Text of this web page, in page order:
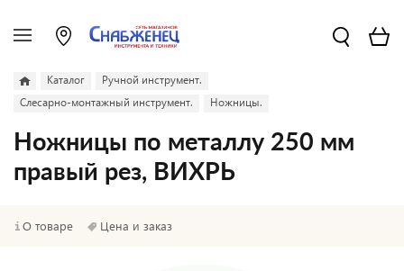
Каталог
Ручной инструмент.
Слесарно-монтажный инструмент.
Ножницы.
Ножницы по металлу 250 мм
правый рез, ВИХРЬ
О товаре Цена и заказ